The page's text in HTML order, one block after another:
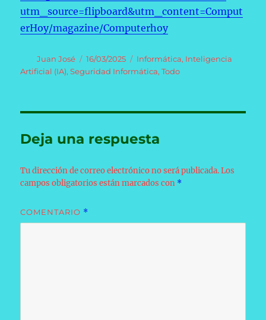
utm_source=flipboard&utm_content=Comput
erHoy/magazine/Computerhoy
Autor
Juan José
Publicado
el
16/03/2025 Categorías
Informática, Inteligencia
Artificial (IA),Seguridad Informática,Todo
Deja una respuesta
Tu dirección de correo electrónico no será publicada. Los
campos obligatorios están marcados con *
COMENTARIO *